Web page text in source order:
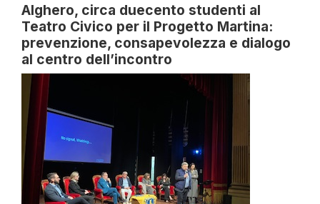
Alghero, circa duecento studenti al
Teatro Civico per il Progetto Martina:
prevenzione, consapevolezza e dialogo
al centro dell’incontro